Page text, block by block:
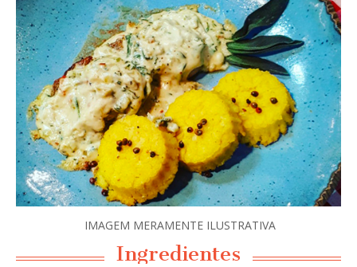
IMAGEM MERAMENTE ILUSTRATIVA
Ingredientes